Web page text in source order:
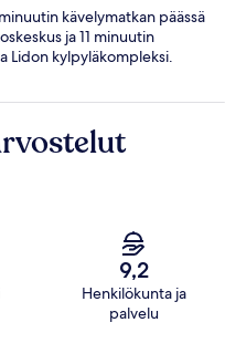
kävelymatkan päässä
ja 11 minuutin
Lidon kylpyläkompleksi.
9,2
Henkilökunta ja
palvelu